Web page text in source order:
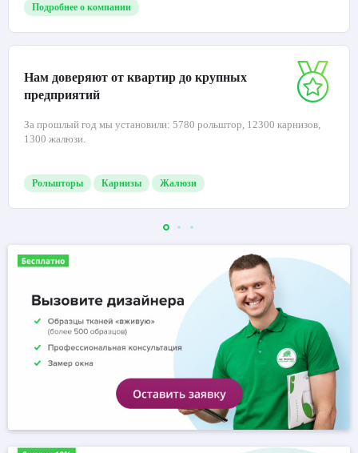
Подробнее о компании
Нам доверяют от квартир до крупных
предприятий
За прошлый год мы установили: 5780 рольштор, 12300 карнизов,
1300 жалюзи.
Рольшторы Карнизы Жалюзи